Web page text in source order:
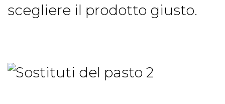
scegliere il prodotto giusto.